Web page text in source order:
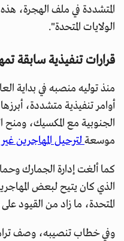
المتشددة في ملف الهجرة،
الولايات المتحدة".
قرارات تنفيذية سابقة
منذ توليه منصبه في بداية
أوامر تنفيذية متشددة،
الجنوبية مع المكسيك، ومنح
موسعةلترحيل المهاجرين
الذي كان يتيح لبعض
المتحدة، ما زاد من القيود
وفي خطاب تنصيبه، وصف